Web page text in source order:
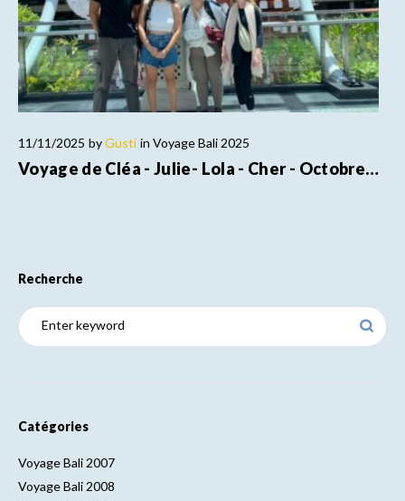
11/11/2025 byGusti in Voyage Bali 2025
Voyage de Cléa - Julie- Lola - Cher - Octobre…
Recherche
Catégories
Voyage Bali 2007
Voyage Bali 2008